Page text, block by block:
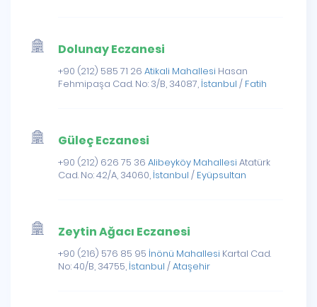
Dolunay Eczanesi
+90 (212) 585 71 26 Atikali Mahallesi Hasan
Fehmipaşa Cad. No: 3/B, 34087, İstanbul / Fatih
Güleç Eczanesi
+90 (212) 626 75 36 Alibeyköy Mahallesi Atatürk
Cad. No: 42/A, 34060, İstanbul / Eyüpsultan
Zeytin Ağacı Eczanesi
+90 (216) 576 85 95 İnönü Mahallesi Kartal Cad.
No: 40/B, 34755, İstanbul /Ataşehir